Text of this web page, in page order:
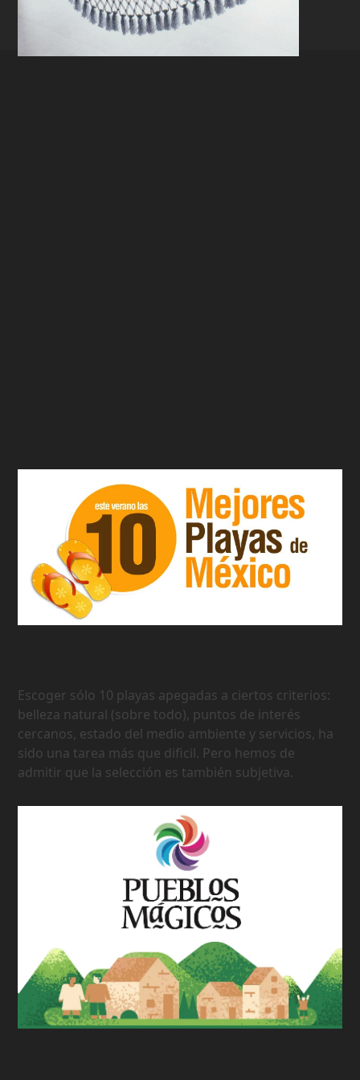
Escoger sólo 10 playas apegadas a ciertos criterios:
belleza natural (sobre todo), puntos de interés
cercanos, estado del medio ambiente y servicios, ha
sido una tarea más que dificil. Pero hemos de
admitir que la selección es también subjetiva.